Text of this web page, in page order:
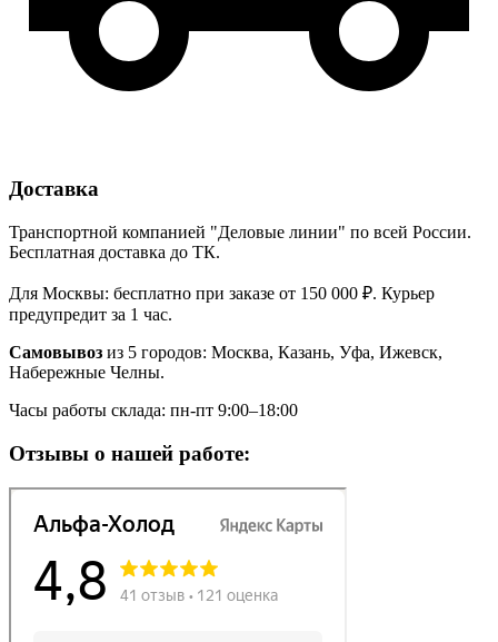
Доставка
Транспортной компанией "Деловые линии" по всей России.
Бесплатная доставка до ТК.
Для Москвы: бесплатно при заказе от 150 000 ₽. Курьер
предупредит за 1 час.
Самовывоз из 5 городов: Москва, Казань, Уфа, Ижевск,
Набережные Челны.
Часы работы склада: пн-пт 9:00–18:00
Отзывы о нашей работе: